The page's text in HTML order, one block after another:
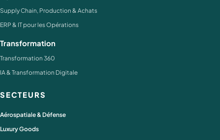
Supply Chain, Production & Achats
ERP & IT pour les Opérations
Transformation
Transformation 360
IA & Transformation Digitale
SECTEURS
Aérospatiale & Défense
Luxury Goods